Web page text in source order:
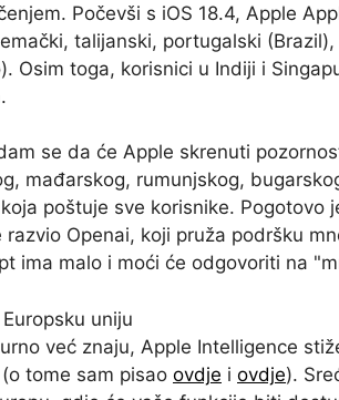
Počevši s iOS 18.4, Apple
talijanski, portugalski
Osim toga, korisnici u Indiji i
se da će Apple skrenuti
mađarskog, rumunjskog,
poštuje sve korisnike. Pogotovo
Openai, koji pruža podršku
ima malo i moći će odgovoriti na
uniju
već znaju, Apple Intelligence
tome sam pisao ovdje i ovdje).